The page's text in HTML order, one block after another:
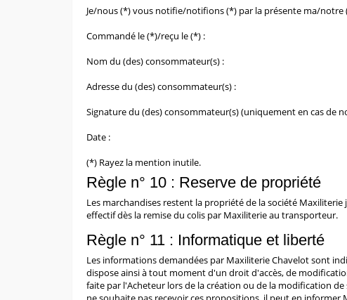
Je/nous (*) vous notifie/notifions (*) par la présente ma/
Commandé le (*)/reçu le (*) :
Nom du (des) consommateur(s) :
Adresse du (des) consommateur(s) :
Signature du (des) consommateur(s) (uniquement en cas de
Date :
(*) Rayez la mention inutile.
Règle n° 10 : Reserve de propriété
Les marchandises restent la propriété de la société
effectif dès la remise du colis par Maxiliterie au transporteur.
Règle n° 11 : Informatique et liberté
Les informations demandées par Maxiliterie Chavelot sont
dispose ainsi à tout moment d'un droit d'accès, de
faite par l'Acheteur lors de la création ou de la modification